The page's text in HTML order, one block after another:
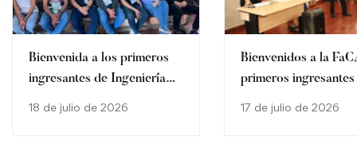
Bienvenida a los primeros
ingresantes de Ingeniería
18 de julio de 2026
Bienvenidos a la
primeros
17 de julio de 2026